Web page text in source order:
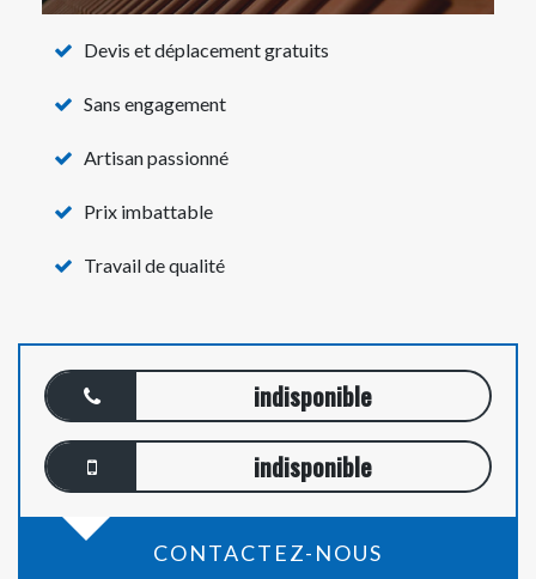
Devis et déplacement gratuits
Sans engagement
Artisan passionné
Prix imbattable
Travail de qualité
indisponible
indisponible
CONTACTEZ-NOUS